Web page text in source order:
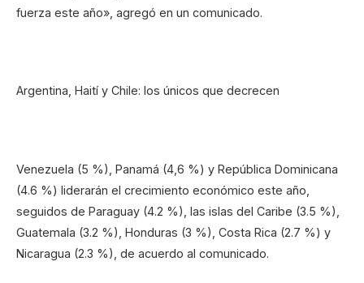
fuerza este año», agregó en un comunicado.
Argentina, Haití y Chile: los únicos que decrecen
Venezuela (5 %), Panamá (4,6 %) y República Dominicana
(4.6 %) liderarán el crecimiento económico este año,
seguidos de Paraguay (4.2 %), las islas del Caribe (3.5 %),
Guatemala (3.2 %), Honduras (3 %), Costa Rica (2.7 %) y
Nicaragua (2.3 %), de acuerdo al comunicado.